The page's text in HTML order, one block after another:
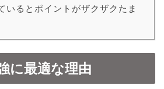
いるとポイントがザクザクたま
に最適な理由